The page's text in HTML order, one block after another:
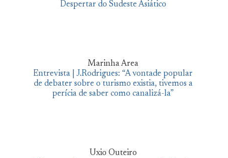
Despertar do Sudeste Asiático
Marinha Area
Entrevista | J.Rodrigues: “A vontade popular
de debater sobre o turismo existia, tivemos a
perícia de saber como canalizá-la”
Uxio Outeiro